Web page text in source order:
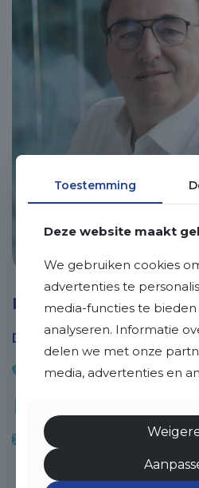
Ralf Vankan
Directeur /
046-4438555
Toestemming
Deze website maakt
We gebruiken cookies
advertenties te
media-functies te
analyseren. Informatie
delen we met onze
media, advertenties en